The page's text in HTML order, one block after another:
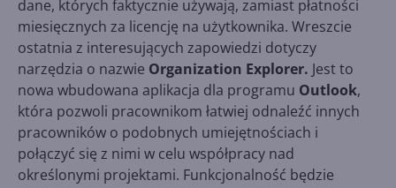
dane, których faktycznie używają, zamiast płatności
miesięcznych za licencję na użytkownika. Wreszcie
ostatnia z interesujących zapowiedzi dotyczy
narzędzia o nazwie Organization Explorer. Jest to
nowa wbudowana aplikacja dla programu Outlook,
która pozwoli pracownikom łatwiej odnaleźć innych
pracowników o podobnych umiejętnościach i
połączyć się z nimi w celu współpracy nad
określonymi projektami. Funkcjonalność będzie